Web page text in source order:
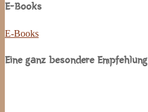
E-Books
E-Books
Eine ganz besondere Empfehlung